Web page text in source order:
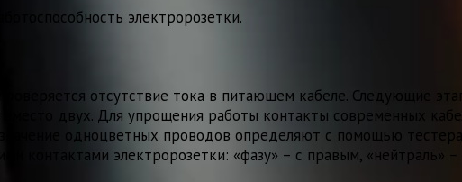
электророзетки.
отсутствие тока в питающем кабеле. Следующие
вместо двух. Для упрощения работы контакты современных
одноцветных проводов определяют с помощью
контактами электророзетки: «фазу» – с правым, «нейтраль»